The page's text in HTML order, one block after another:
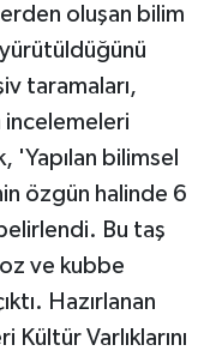
oluşan bilim
taramaları,
incelemeleri
bilimsel
özgün halinde 6
Bu taş
ve kubbe
Hazırlanan
Varlıklarını